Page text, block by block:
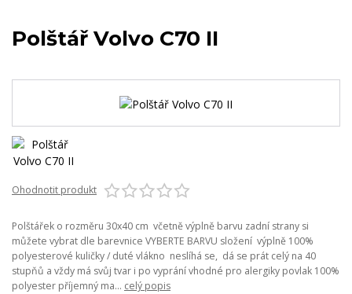
Polštář Volvo C70 II
Ohodnotit produkt
Polštářek o rozměru 30x40 cm včetně výplně barvu zadní strany si
můžete vybrat dle barevnice VYBERTE BARVU složení výplně 100%
polyesterové kuličky / duté vlákno neslíhá se, dá se prát celý na 40
stupňů a vždy má svůj tvar i po vyprání vhodné pro alergiky povlak 100%
polyester příjemný ma... celý popis